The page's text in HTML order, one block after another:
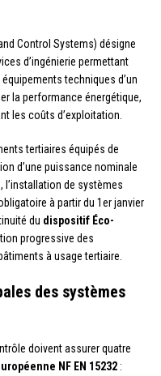
Control Systems) désigne
d’ingénierie permettant
techniques d’un
la performance énergétique,
les coûts d’exploitation.
tertiaires équipés de
d’une puissance nominale
l’installation de systèmes
à partir du 1er janvier
du dispositif Éco-
progressive des
à usage tertiaire.
des systèmes
doivent assurer quatre
NF EN 15232 :